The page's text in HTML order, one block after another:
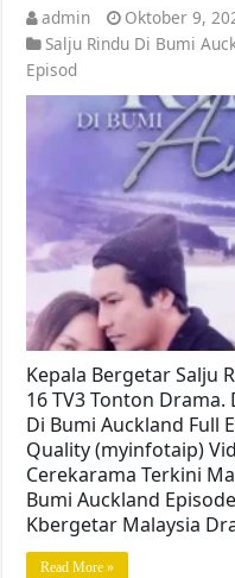
admin
Oktober 9,
Salju Rindu Di Bumi
Episod
Kepala Bergetar Salju
16 TV3 Tonton
Di Bumi Auckland Full
Quality (myinfotaip)
Cerekarama Terkini
Bumi Auckland
Kbergetar Malaysia
Read More »